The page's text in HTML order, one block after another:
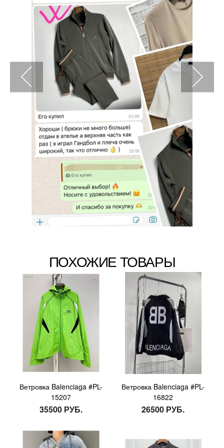
ПОХОЖИЕ ТОВАРЫ
Ветровка Balenciaga #PL-
15207
35500 РУБ.
Ветровка Balenciaga #PL-
16822
26500 РУБ.